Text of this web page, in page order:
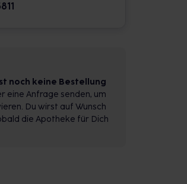
noch keine Bestellung
eine Anfrage senden, um
Du wirst auf Wunsch
die Apotheke für Dich